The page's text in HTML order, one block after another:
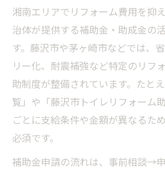
湘南エリアでリフォーム費用を抑
治体が提供する補助金・助成金の
す。藤沢市や茅ヶ崎市などでは、
リー化、耐震補強など特定のリフ
助制度が整備されています。たと
覧」や「藤沢市トイレリフォーム
ごとに支給条件や金額が異なるた
必須です。
補助金申請の流れは、事前相談→